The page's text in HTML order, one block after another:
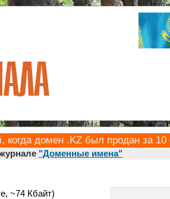
когда домен .KZ был продан за
"Доменные имена"
~74 Кбайт)